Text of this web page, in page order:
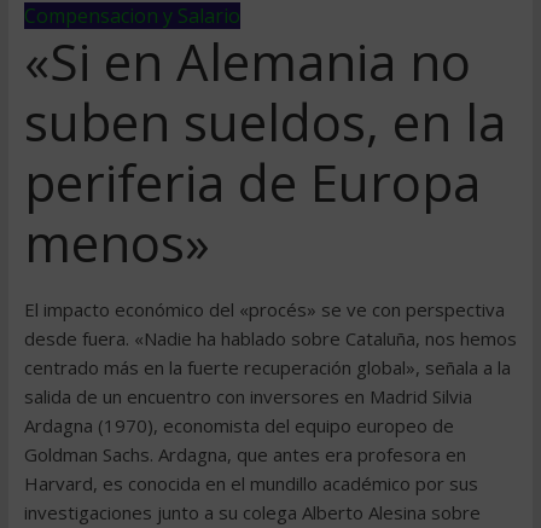
Compensacion y Salario
«Si en Alemania no
suben sueldos, en la
periferia de Europa
menos»
El impacto económico del «procés» se ve con perspectiva
desde fuera. «Nadie ha hablado sobre Cataluña, nos hemos
centrado más en la fuerte recuperación global», señala a la
salida de un encuentro con inversores en Madrid Silvia
Ardagna (1970), economista del equipo europeo de
Goldman Sachs. Ardagna, que antes era profesora en
Harvard, es conocida en el mundillo académico por sus
investigaciones junto a su colega Alberto Alesina sobre